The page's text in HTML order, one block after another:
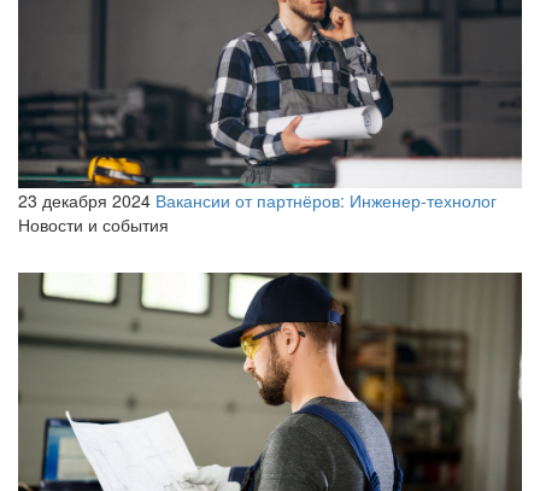
23 декабря 2024 Вакансии от партнёров: Инженер-технолог
Новости и события